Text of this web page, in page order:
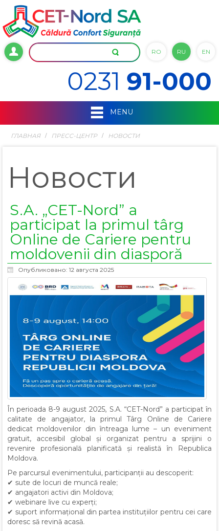
RO RU EN
0231 91-000
MENU
ГЛАВНАЯ ПРЕСС-ЦЕНТР НОВОСТИ
Новости
S.A. „CET-Nord” a
participat la primul târg
Online de Cariere pentru
moldovenii din diasporă
Опубликовано: 12 августа 2025
În perioada 8-9 august 2025, S.A. “CET-Nord” a participat în
calitate de angajator, la primul Târg Online de Cariere
dedicat moldovenilor din întreaga lume – un eveniment
gratuit, accesibil global și organizat pentru a sprijini o
revenire profesională planificată și realistă în Republica
Moldova.
Pe parcursul evenimentului, participanții au descoperit:
✔ sute de locuri de muncă reale;
✔ angajatori activi din Moldova;
✔ webinare live cu experți;
✔ suport informațional din partea instituțiilor pentru cei care
doresc să revină acasă.